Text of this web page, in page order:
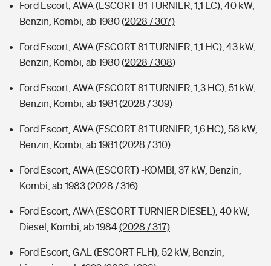
Ford Escort, AWA (ESCORT 81 TURNIER, 1,1 LC), 40 kW,
Benzin, Kombi, ab 1980(2028 / 307)
Ford Escort, AWA (ESCORT 81 TURNIER, 1,1 HC), 43 kW,
Benzin, Kombi, ab 1980(2028 / 308)
Ford Escort, AWA (ESCORT 81 TURNIER, 1,3 HC), 51 kW,
Benzin, Kombi, ab 1981 (2028 / 309)
Ford Escort, AWA (ESCORT 81 TURNIER, 1,6 HC), 58 kW,
Benzin, Kombi, ab 1981 (2028 / 310)
Ford Escort, AWA (ESCORT) -KOMBI, 37 kW, Benzin,
Kombi, ab 1983(2028 / 316)
Ford Escort, AWA (ESCORT TURNIER DIESEL), 40 kW,
Diesel, Kombi, ab 1984(2028 / 317)
Ford Escort, GAL (ESCORT FLH), 52 kW, Benzin,